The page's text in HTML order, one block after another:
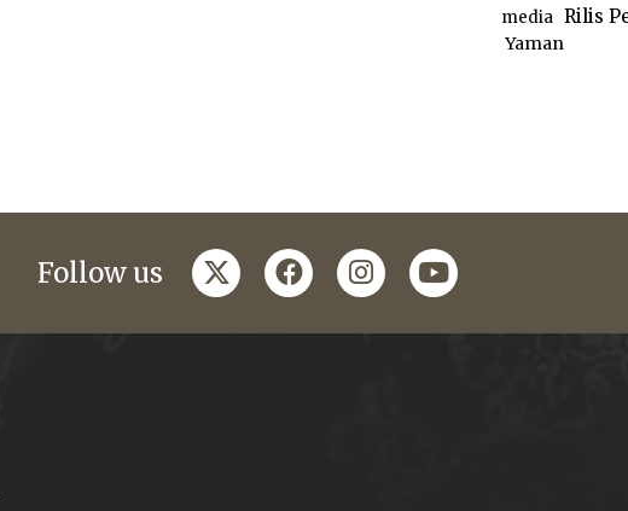
media Rilis
Yaman
Follow us twitterfacebookinstagram
youtube